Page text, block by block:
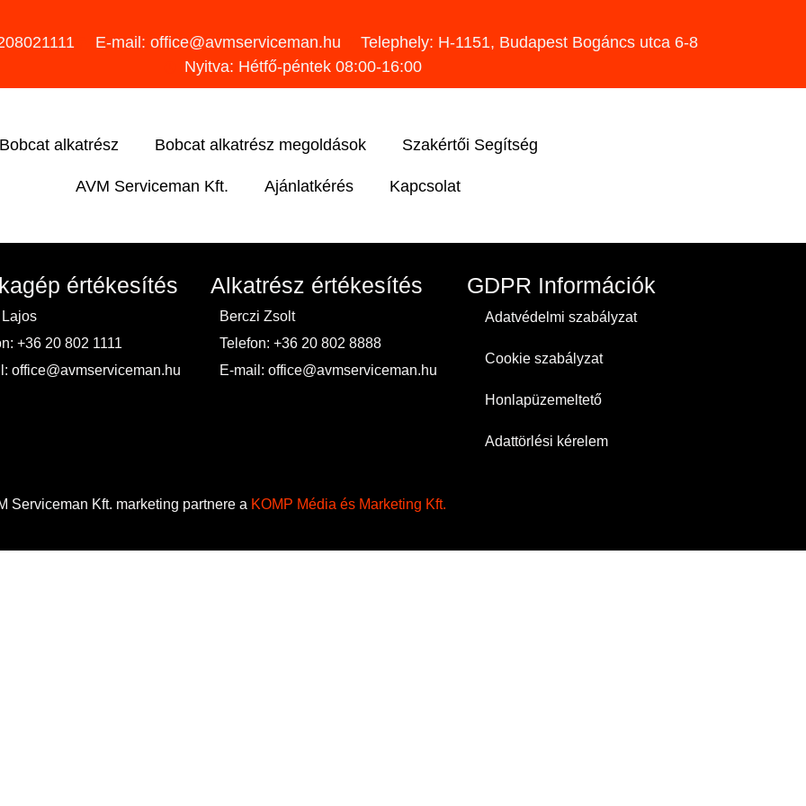
E-mail: office@avmserviceman.hu
Telephely: H-1151, Budapest Bogáncs utca 6-8
Nyitva: Hétfő-péntek 08:00-16:00
Bobcat alkatrész Bobcat alkatrész megoldások Szakértői Segítség
AVM Serviceman Kft. Ajánlatkérés Kapcsolat
értékesítés
+36 20 802 1111
office@avmserviceman.hu
Alkatrész értékesítés
Berczi Zsolt
Telefon: +36 20 802 8888
E-mail: office@avmserviceman.hu
GDPR Információk
Adatvédelmi szabályzat
Cookie szabályzat
Honlapüzemeltető
Adattörlési kérelem
Serviceman Kft. marketing partnere a KOMP Média és Marketing Kft.